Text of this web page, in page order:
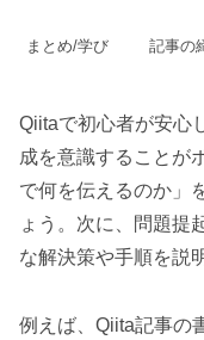
まとめ/学び 記事の
Qiitaで初心者が安心
成を意識することが
で何を伝えるのか」
ょう。次に、問題提
な解決策や手順を説
例えば、Qiita記事の